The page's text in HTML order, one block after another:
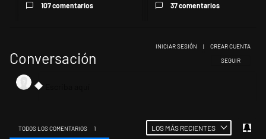
107 comentarios 37 comentarios
Conversación SIGA ESTA
SEGUIR
INICIAR SESIÓN | CREAR CUENTA
TODOS LOS COMENTARIOS 1 LOS MÁS RECIENTES